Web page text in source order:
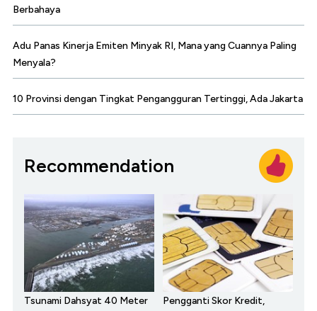
Berbahaya
Adu Panas Kinerja Emiten Minyak RI, Mana yang Cuannya Paling
Menyala?
10 Provinsi dengan Tingkat Pengangguran Tertinggi, Ada Jakarta
Recommendation
Tsunami Dahsyat 40 Meter
Pengganti Skor Kredit,